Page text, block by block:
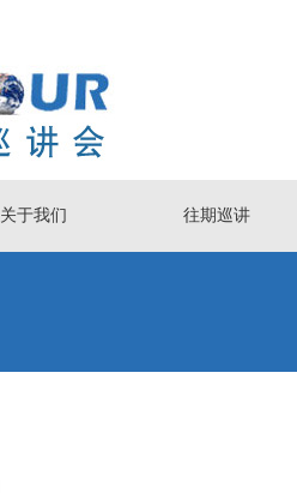
关于我们 往期巡讲